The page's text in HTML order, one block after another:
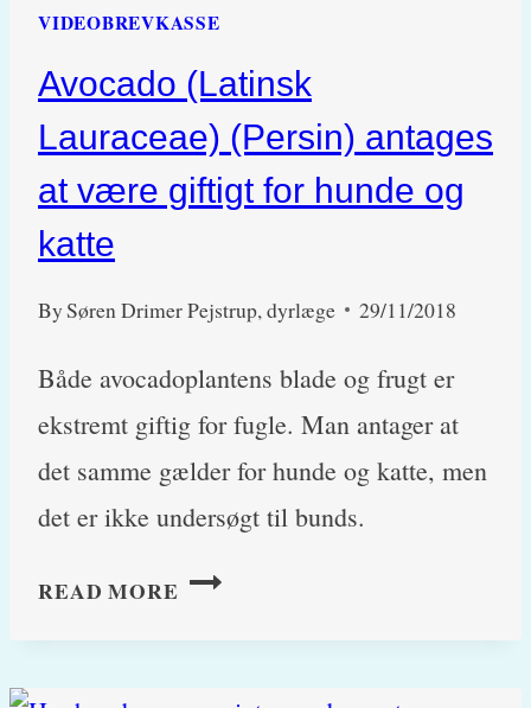
VIDEOBREVKASSE
Avocado (Latinsk
Lauraceae) (Persin) antages
at være giftigt for hunde og
katte
BySøren Drimer Pejstrup, dyrlæge 29/11/2018
Både avocadoplantens blade og frugt er
ekstremt giftig for fugle. Man antager at
det samme gælder for hunde og katte, men
det er ikke undersøgt til bunds.
READ MORE AVOCADO